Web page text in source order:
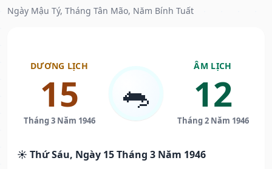
Ngày Mậu Tý, Tháng Tân Mão, Năm Bính Tuất
DƯƠNG LỊCH
15
Tháng 3 Năm 1946
🐀
ÂM LỊCH
12
Tháng 2 Năm 1946
☀️ Thứ Sáu, Ngày 15 Tháng 3 Năm 1946